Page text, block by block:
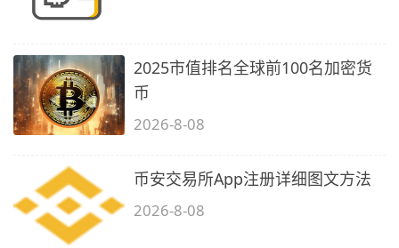
2025市值排名全球前100名加密货
币
2026-8-08
币安交易所App注册详细图文方法
2026-8-08